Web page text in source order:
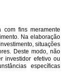
com fins meramente
Na elaboração
situações
Deste modo, não
investidor efetivo ou
específicas